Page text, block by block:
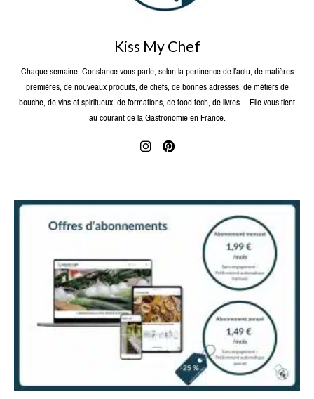
Kiss My Chef
Chaque semaine, Constance vous parle, selon la pertinence de l’actu, de matières
premières, de nouveaux produits, de chefs, de bonnes adresses, de métiers de
bouche, de vins et spiritueux, de formations, de food tech, de livres… Elle vous tient
au courant de la Gastronomie en France.